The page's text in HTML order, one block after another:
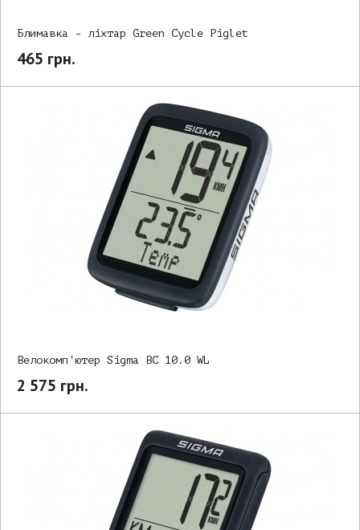
Блимавка - ліхтар Green Cycle Piglet
465 грн.
Велокомп'ютер Sigma BC 10.0 WL
2 575 грн.